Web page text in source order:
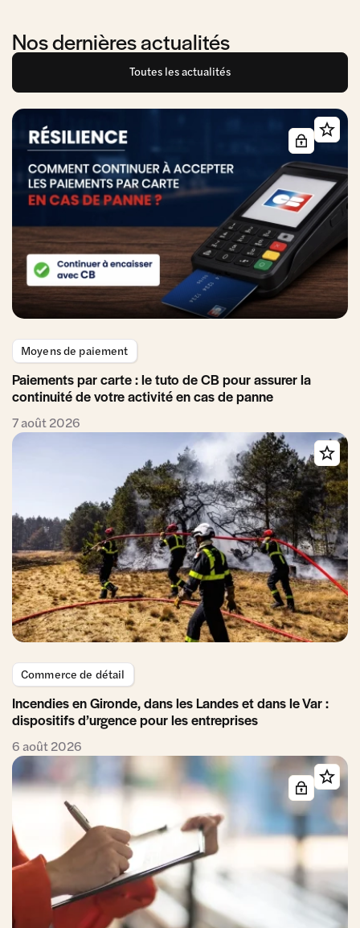
Nos dernières actualités
Toutes les actualités
Moyens de paiement
Paiements par carte : le tuto de CB pour assurer la
continuité de votre activité en cas de panne
7 août 2026
Commerce de détail
Incendies en Gironde, dans les Landes et dans le Var :
dispositifs d’urgence pour les entreprises
6 août 2026